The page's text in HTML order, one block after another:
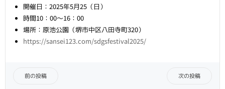
開催日：2025年5月25（日）
時間10：00～16：00
場所：原池公園（堺市中区八田寺町320）
https://sansei123.com/sdgsfestival2025/
Post
前の投稿 次の投稿